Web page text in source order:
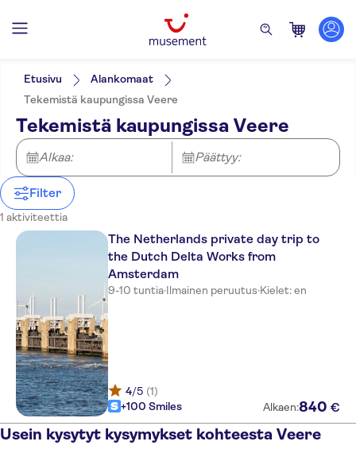
Suodata
Min. € Maks.
Lippuvaihtoehdot
Opastettu kierros
Paikalliseen makuun
Ilmainen peruutus
Välitön vahvistus
Kategoriat
Nähtävyydet ja
Kuljetukset
Yksityiskuljetukset
English
Etusivu
Alankomaat
Tekemistä kaupungissa Veere
Tekemistä kaupungissa Veere
Alkaa: Päättyy:
Filter
1 aktiviteettia
The Netherlands private day trip to
the Dutch Delta Works from
Amsterdam
9-10 tuntia·Ilmainen peruutus·Kielet: en
4/5 (1)
+100 Smiles
Alkaen:840 €
Usein kysytyt kysymykset kohteesta Veere